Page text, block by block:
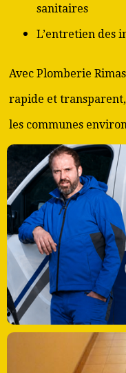
sanitaires
L’entretien des
Avec Plomberie
rapide et
les communes